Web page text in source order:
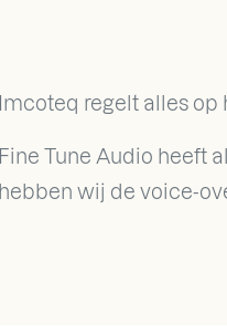
Imcoteq regelt alles
Fine Tune Audio heeft
hebben wij de voice-